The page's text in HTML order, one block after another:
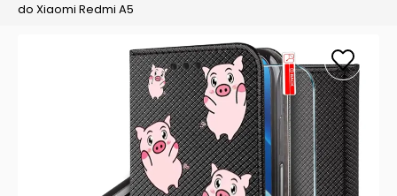
do Xiaomi Redmi A5